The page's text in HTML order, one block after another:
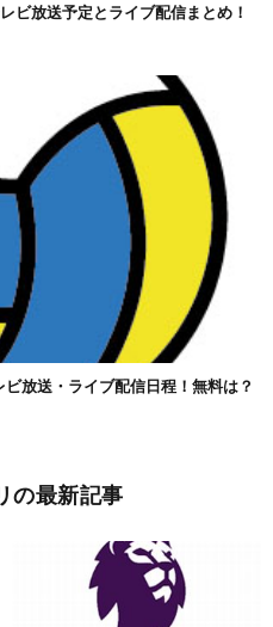
ビ放送予定とライブ配信まとめ！
放送・ライブ配信日程！無料は？
の最新記事